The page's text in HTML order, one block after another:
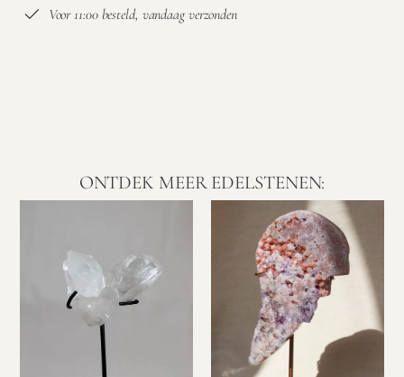
Voor 11:00 besteld, vandaag verzonden
ONTDEK MEER EDELSTENEN: